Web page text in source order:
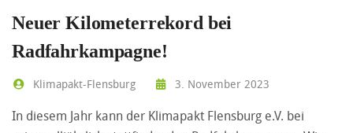
Neuer Kilometerrekord bei
Radfahrkampagne!
Klimapakt-Flensburg 3. November 2023
In diesem Jahr kann der Klimapakt Flensburg e.V. bei